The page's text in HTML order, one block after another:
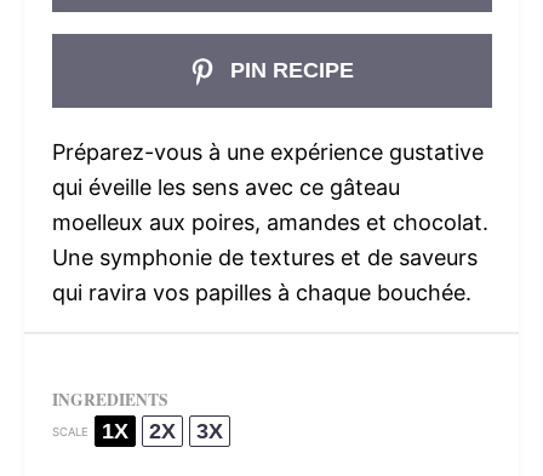
PIN RECIPE
Préparez-vous à une expérience gustative
qui éveille les sens avec ce gâteau
moelleux aux poires, amandes et chocolat.
Une symphonie de textures et de saveurs
qui ravira vos papilles à chaque bouchée.
INGREDIENTS
SCALE 1X 2X 3X